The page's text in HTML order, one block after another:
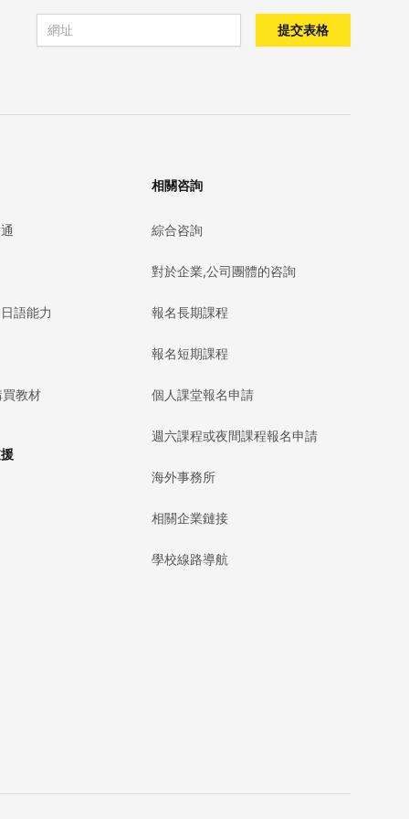
Email address 提交表格
語能力
教材
相關咨詢
綜合咨詢
對於企業,公司團體的咨詢
報名長期課程
報名短期課程
個人課堂報名申請
週六課程或夜間課程報名申請
海外事務所
相關企業鏈接
學校線路導航